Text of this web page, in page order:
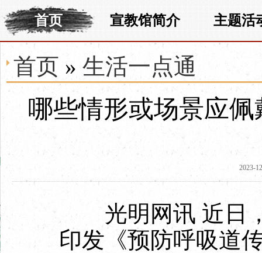
首页 宣教馆简介 主题活
首页 » 生活一点通
哪些情形或场景应
2023-
光明网讯 近日
印发《预防呼吸道